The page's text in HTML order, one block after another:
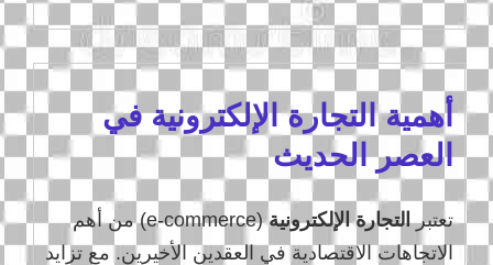
أهمية التجارة الإلكترونية في
العصر الحديث
تعتبرالتجارة الإلكترونية
(e-commerce) من أهم
الاتجاهات الاقتصادية في العقدين الأخيرين. مع تزايد